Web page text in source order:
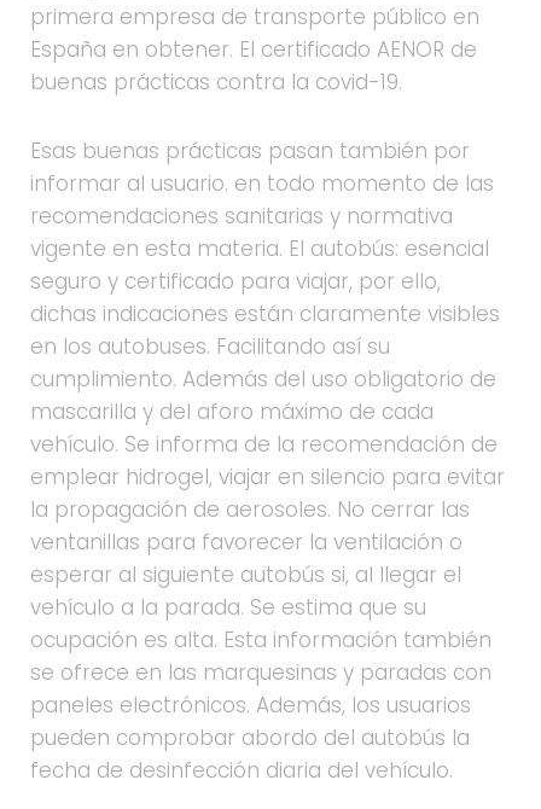
primera empresa de transporte público en
España en obtener. El certificado AENOR de
buenas prácticas contra la covid-19.
Esas buenas prácticas pasan también por
informar al usuario. en todo momento de las
recomendaciones sanitarias y normativa
vigente en esta materia. El autobús: esencial
seguro y certificado para viajar, por ello,
dichas indicaciones están claramente visibles
en los autobuses. Facilitando así su
cumplimiento. Además del uso obligatorio de
mascarilla y del aforo máximo de cada
vehículo. Se informa de la recomendación de
emplear hidrogel, viajar en silencio para evitar
la propagación de aerosoles. No cerrar las
ventanillas para favorecer la ventilación o
esperar al siguiente autobús si, al llegar el
vehículo a la parada. Se estima que su
ocupación es alta. Esta información también
se ofrece en las marquesinas y paradas con
paneles electrónicos. Además, los usuarios
pueden comprobar abordo del autobús la
fecha de desinfección diaria del vehículo.